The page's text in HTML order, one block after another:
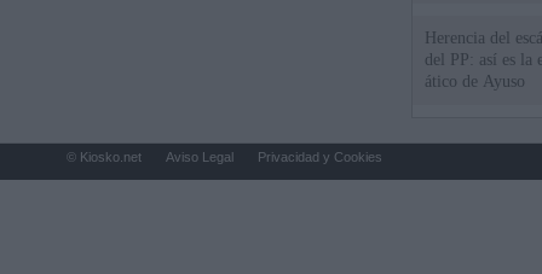
Herencia del
del PP: así es la
ático de Ayuso
© Kiosko.net Aviso Legal Privacidad y Cookies